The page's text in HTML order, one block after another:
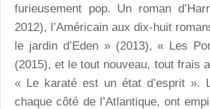
furieusement pop. Un roman
2012), l’Américain aux dix-huit
le jardin d’Eden » (2013), « Les
(2015), et le tout nouveau, tout frais
« Le karaté est un état d’esprit ».
chaque côté de l’Atlantique, ont